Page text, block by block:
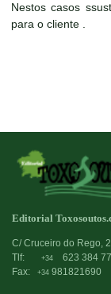
Nestos casos
para o cliente .
Editorial
C/ Cruceiro do Rego,
Tlf:
+34
623 384
Fax:
+34 981821690